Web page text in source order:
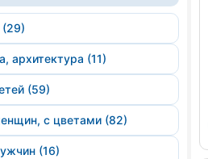
(29)
архитектура (11)
(59)
с цветами (82)
(16)